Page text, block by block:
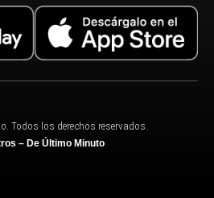
Todos los derechos reservados.
– De Último Minuto